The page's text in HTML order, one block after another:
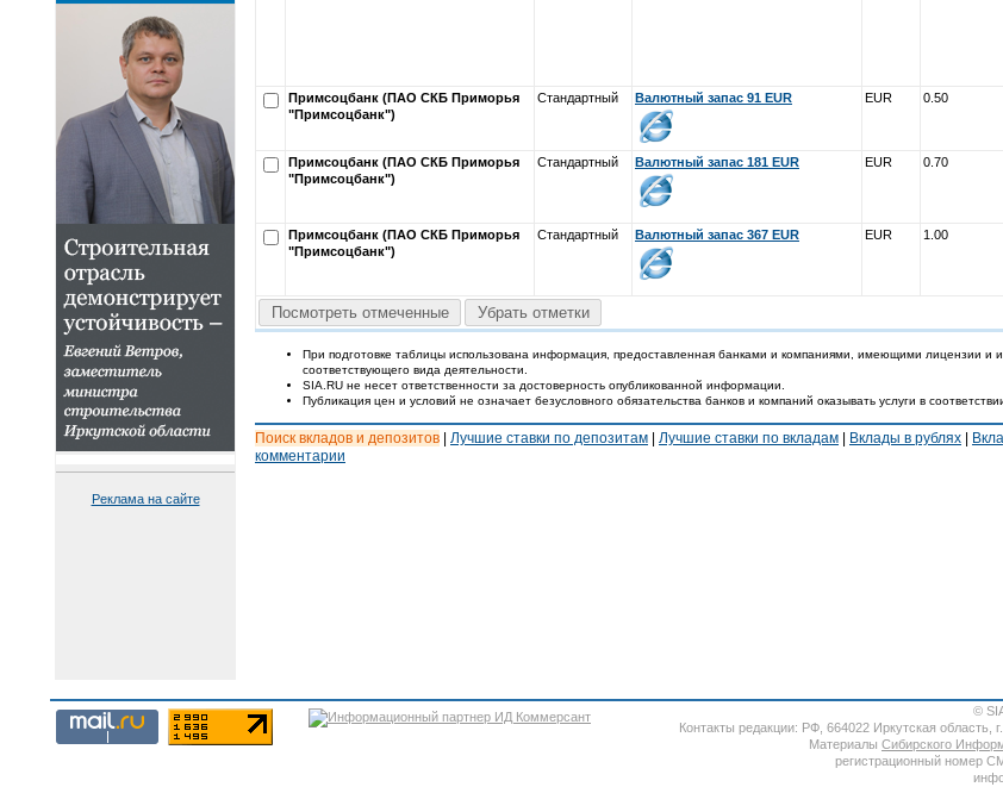
Реклама на сайте
Примсоцбанк (ПАО СКБ Приморья
"Примсоцбанк")
Стандартный Валютный запас 91 EUR EUR 0.50
Примсоцбанк (ПАО СКБ Приморья
"Примсоцбанк")
Стандартный Валютный запас 181 EUR EUR 0.70
Примсоцбанк (ПАО СКБ Приморья
"Примсоцбанк")
Стандартный Валютный запас 367 EUR EUR 1.00
Посмотреть отмеченные Убрать отметки
При подготовке таблицы использована информация, предоставленная банками и компаниями, имеющими лицензии и
соответствующего вида деятельности.
SIA.RU не несет ответственности за достоверность опубликованной информации.
Публикация цен и условий не означает безусловного обязательства банков и компаний оказывать услуги в
Поиск вкладов и депозитов Лучшие ставки по депозитам Лучшие ставки по вкладам Вклады в рублях
комментарии
©
Контакты редакции: РФ, 664022 Иркутская
Материалы Сибирского
регистрационный номер